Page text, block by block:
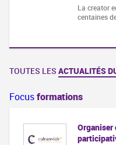
La creator
centaines
TOUTES LES ACTUALITÉS
Focusformations
Organiser